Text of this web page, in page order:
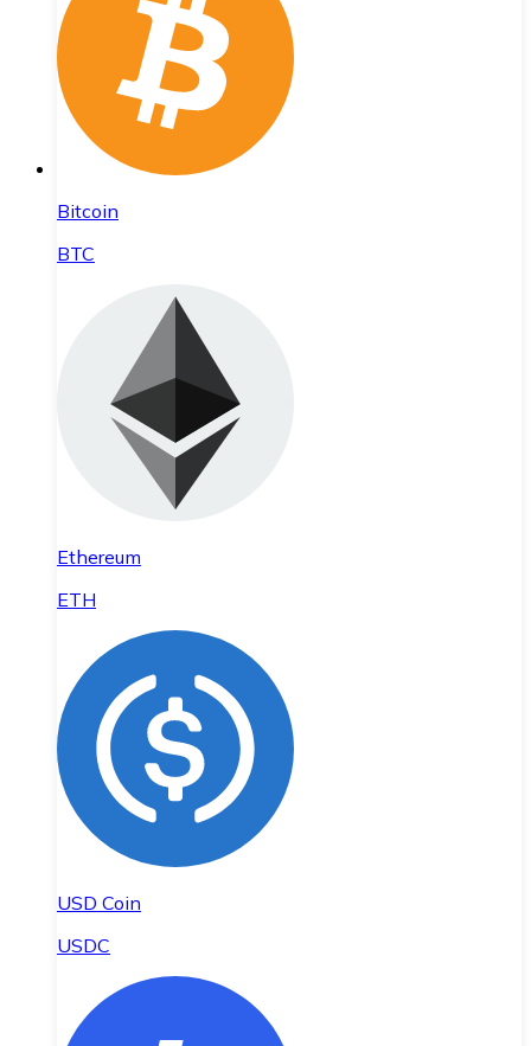
Bitcoin
BTC
Ethereum
ETH
USD Coin
USDC